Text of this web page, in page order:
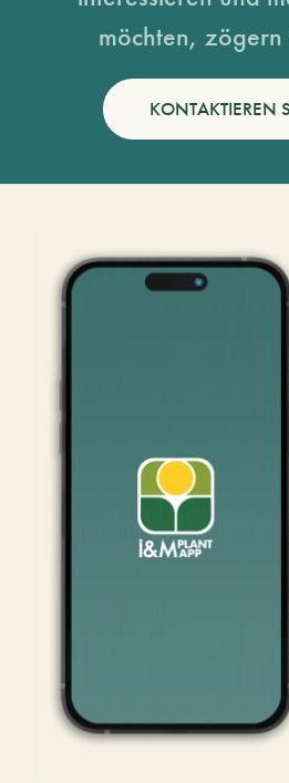
möchten, zögern
KONTAKTIEREN